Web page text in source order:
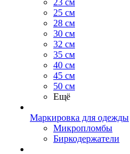
23 см
25 см
28 см
30 см
32 см
35 см
40 см
45 см
50 см
Ещё
Маркировка для одежды
Микропломбы
Биркодержатели